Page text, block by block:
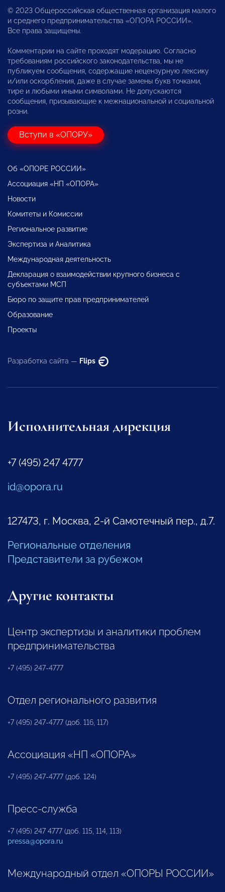
© 2023 Общероссийская общественная организация малого
и среднего предпринимательства «ОПОРА РОССИИ».
Все права защищены.
Комментарии на сайте проходят модерацию. Согласно
требованиям российского законодательства, мы не
публикуем сообщения, содержащие нецензурную лексику
и/или оскорбления, даже в случае замены букв точками,
тире и любыми иными символами. Не допускаются
сообщения, призывающие к межнациональной и социальной
розни.
Вступи в «ОПОРУ»
Об «ОПОРЕ РОССИИ»
Ассоциация «НП «ОПОРА»
Новости
Комитеты и Комиссии
Региональное развитие
Экспертиза и Аналитика
Международная деятельность
Декларация о взаимодействии крупного бизнеса с
субъектами МСП
Бюро по защите прав предпринимателей
Образование
Проекты
Разработка сайта — Flips
Исполнительная дирекция
+7 (495) 247 4777
id@opora.ru
127473, г. Москва, 2-й Самотечный пер., д.7.
Региональные отделения
Представители за рубежом
Другие контакты
Центр экспертизы и аналитики проблем
предпринимательства
+7 (495) 247-4777
Отдел регионального развития
+7 (495) 247-4777 (доб. 116, 117)
Ассоциация «НП «ОПОРА»
+7 (495) 247-4777 (доб. 124)
Пресс-служба
+7 (495) 247 4777 (доб. 115, 114, 113)
pressa@opora.ru
Международный отдел «ОПОРЫ РОССИИ»